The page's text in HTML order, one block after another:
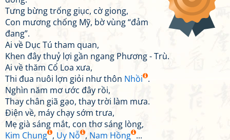
Tưng bừng trống giục, cờ giong,
Con mương chống Mỹ, bờ vùng “đảm
đang”.
Ai về Dục Tú tham quan,
Khen đây thuỷ lợi gần ngang Phương - Trù.
Ai về thăm Cổ Loa xưa,
Thi đua nuôi lợn giỏi như thôn Nhồi .
Nghìn năm mơ ước đây rồi,
Thay chân giã gạo, thay trời làm mưa.
Điện về, máy chạy sớm trưa,
Mẹ già sáng mắt, con thơ sáng lòng,
Kim Chung , Uy Nỗ , Nam Hồng ...